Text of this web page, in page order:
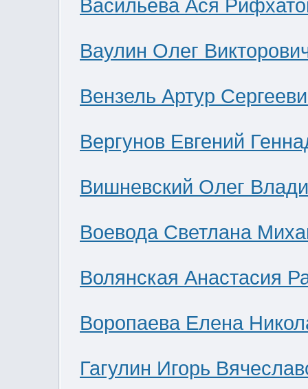
Васильева Ася
Ваулин Олег
Вензель Артур
Вергунов Евгений
Вишневский Олег
Воевода Светлана
Волянская Анастасия
Воропаева Елена
Гагулин Игорь